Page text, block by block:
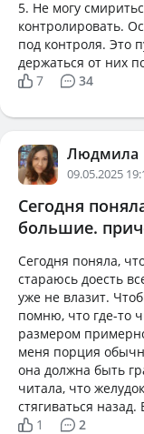
5. Не могу
контролировать.
под контроля. Это
держаться от них
7
34
Людмила
09.05.2025
Сегодня
большие.
Сегодня поняла,
стараюсь доесть
уже не влазит.
помню, что где-то
размером
меня порция
она должна быть
читала, что
стягиваться
1
2